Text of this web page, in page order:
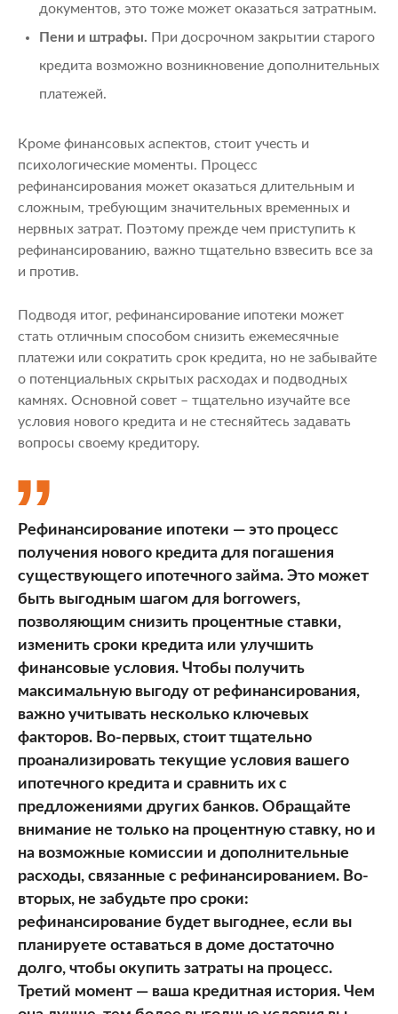
документов, это тоже может оказаться затратным.
Пени и штрафы. При досрочном закрытии старого
кредита возможно возникновение дополнительных
платежей.
Кроме финансовых аспектов, стоит учесть и
психологические моменты. Процесс
рефинансирования может оказаться длительным и
сложным, требующим значительных временных и
нервных затрат. Поэтому прежде чем приступить к
рефинансированию, важно тщательно взвесить все за
и против.
Подводя итог, рефинансирование ипотеки может
стать отличным способом снизить ежемесячные
платежи или сократить срок кредита, но не забывайте
о потенциальных скрытых расходах и подводных
камнях. Основной совет – тщательно изучайте все
условия нового кредита и не стесняйтесь задавать
вопросы своему кредитору.
Рефинансирование ипотеки — это процесс
получения нового кредита для погашения
существующего ипотечного займа. Это может
быть выгодным шагом для borrowers,
позволяющим снизить процентные ставки,
изменить сроки кредита или улучшить
финансовые условия. Чтобы получить
максимальную выгоду от рефинансирования,
важно учитывать несколько ключевых
факторов. Во-первых, стоит тщательно
проанализировать текущие условия вашего
ипотечного кредита и сравнить их с
предложениями других банков. Обращайте
внимание не только на процентную ставку, но и
на возможные комиссии и дополнительные
расходы, связанные с рефинансированием. Во-
вторых, не забудьте про сроки:
рефинансирование будет выгоднее, если вы
планируете оставаться в доме достаточно
долго, чтобы окупить затраты на процесс.
Третий момент — ваша кредитная история. Чем